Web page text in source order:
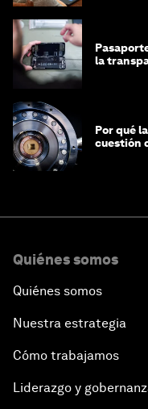
la
Por qué
cuestión
Quiénes somos
Quiénes somos
Nuestra estrategia
Cómo trabajamos
Liderazgo y